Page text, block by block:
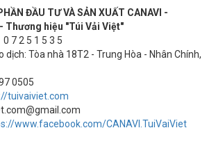
ĐẦU TƯ VÀ SẢN XUẤT CANAVI -
Thương hiệu "Túi Vải Việt"
0 7 2 5 1 5 3 5
dịch: Tòa nhà 18T2 - Trung Hòa - Nhân Chính,
0505‬
tuivaiviet.com
www.facebook.com/CANAVI.TuiVaiViet